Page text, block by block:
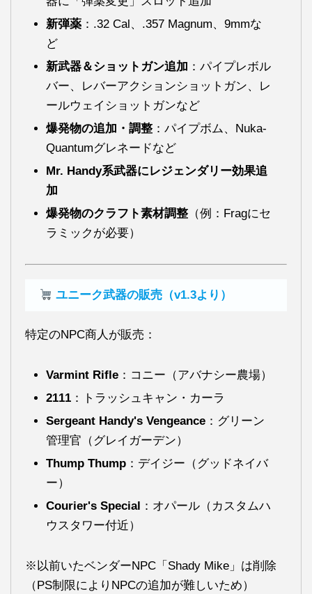
新弾薬 ：.32 Cal、.357 Magnum、9mmな
ど
新武器＆ショットガン追加 ：パイプレボル
バー、レバーアクションショットガン、レ
ールウェイショットガンなど
爆発物の追加・調整 ：パイプボム、Nuka-
Quantumグレネードなど
Mr. Handy系武器にレジェンダリー効果追
加
爆発物のクラフト素材調整 （例：Fragにセ
ラミックが必要）
ユニーク武器の販売（v1.3より）
特定のNPC商人が販売：
Varmint Rifle ：コニー（アバナシー農場）
2111 ：トラッシュキャン・カーラ
Sergeant Handy's Vengeance ：グリーン
管理官（グレイガーデン）
Thump Thump ：デイジー（グッドネイバ
ー）
Courier's Special ：オパール（カスタムハ
ウスタワー付近）
※以前いたベンダーNPC「Shady Mike」は削除
（PS制限によりNPCの追加が難しいため）